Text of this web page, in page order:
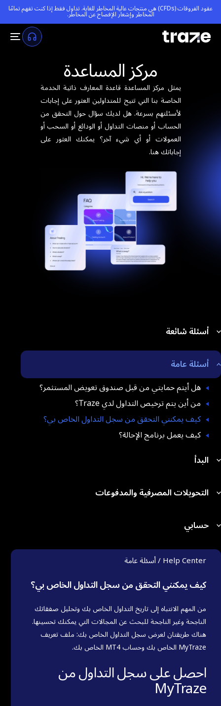
عقود الفروقات (CFDs) هي منتجات عالية المخاطر للغاية. تداول فقط إذا كنت تفهم تمامًا
المخاطر وإشعار الإفصاح عن المخاطر.
مركز المساعدة
يمثل مركز المساعدة قاعدة المعارف ذاتية الخدمة
الخاصة بنا التي تتيح للمتداولين العثور على إجابات
لأسئلتهم بسرعة. هل لديك سؤال حول التحقق من
الحساب أو منصات التداول أو الودائع أو السحب أو
العمولات أو أي شيء آخر؟ يمكنك العثور على
إجاباتك هنا.
أسئلة شائعة
أسئلة عامة
هل أيتم حمايتي من قبل صندوق تعويض المستثمر؟
من أين يتم ترخيص التداول لدي Traze؟
كيف يمكنني التحقق من سجل التداول الخاص بي؟
كيف يعمل برنامج الإحالة؟
البدأ
التحويلات المصرفية والمدفوعات
حسابي
Help Center / أسئلة عامة
كيف يمكنني التحقق من سجل التداول الخاص بي؟
من المهم الانتباه إلى تاريخ التداول الخاص بك وتحليل صفقاتك
الناجحة وغير الناجحة للبحث عن المجالات التي يمكنك تحسينها.
هناك طريقتان لعرض سجل التداول الخاص بك: ملف تعريف
MyTraze الخاص بك وحساب MT4 الخاص بك.
احصل على سجل التداول من
MyTraze